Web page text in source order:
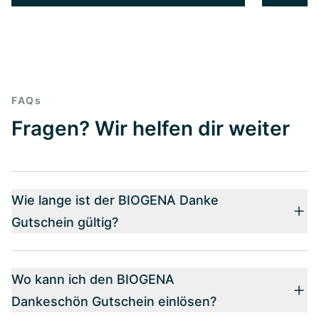
FAQs
Fragen? Wir helfen dir weiter
Wie lange ist der BIOGENA Danke
Gutschein gültig?
Wo kann ich den BIOGENA
Dankeschön Gutschein einlösen?